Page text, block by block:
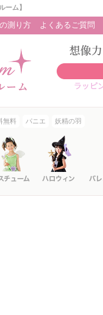
ーム】
測り方 よくあるご質問
無料 パニエ 妖精の羽